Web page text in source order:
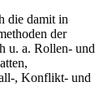
die damit in
der
u. a. Rollen- und
, Konflikt- und